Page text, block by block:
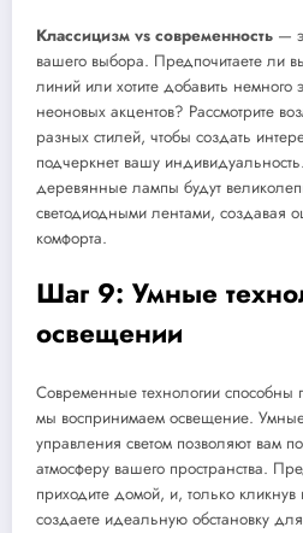
Классицизм vs современность —
вашего выбора. Предпочитаете ли
линий или хотите добавить
неоновых акцентов? Рассмотрите
разных стилей, чтобы создать
подчеркнет вашу
деревянные лампы будут
светодиодными лентами, создавая
комфорта.
Шаг 9: Умные
освещении
Современные технологии способны
мы воспринимаем освещение.
управления светом позволяют вам
атмосферу вашего пространства.
приходите домой, и, только
создаете идеальную обстановку